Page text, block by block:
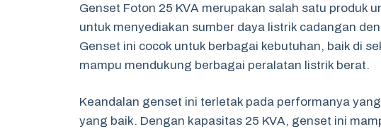
Genset Foton 25 KVA merupakan salah satu produk
untuk menyediakan sumber daya listrik cadangan
Genset ini cocok untuk berbagai kebutuhan, baik di
mampu mendukung berbagai peralatan listrik berat.
Keandalan genset ini terletak pada performanya
yang baik. Dengan kapasitas 25 KVA, genset ini